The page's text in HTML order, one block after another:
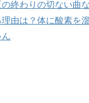
終わりの切ない曲
由は？体に酸素を